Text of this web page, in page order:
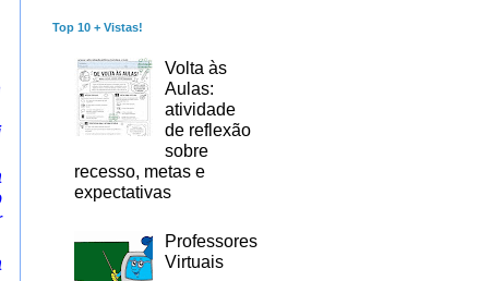
Top 10 + Vistas!
Volta às
Aulas:
atividade
de reflexão
sobre
recesso, metas e
expectativas
Professores
Virtuais